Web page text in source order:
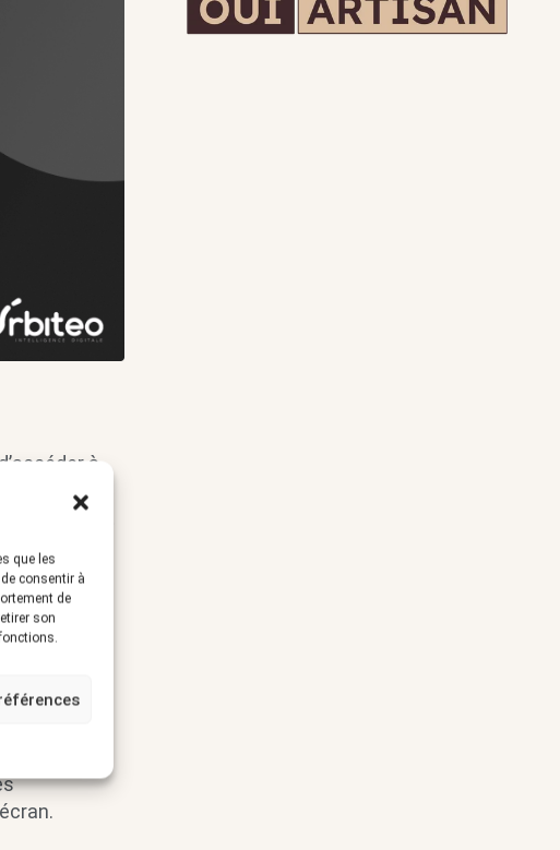
que les
consentir à
de
son
à
comme
porter tout
de luxe.
des